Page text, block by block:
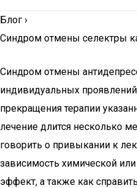
Блог ›
Синдром отмены селектры
Синдром отмены
индивидуальных
прекращения терапии
лечение длится несколько
говорить о привыкании к
зависимость химической
эффект, а также как